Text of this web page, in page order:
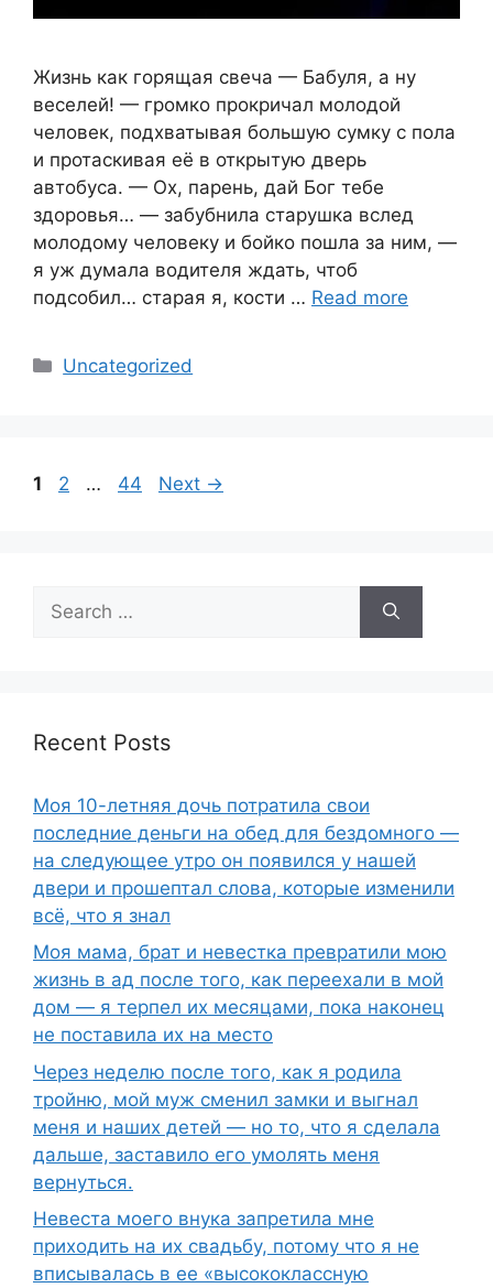
Жизнь как горящая свеча — Бабуля, а ну
веселей! — громко прокричал молодой
человек, подхватывая большую сумку с пола
и протаскивая её в открытую дверь
автобуса. — Ох, парень, дай Бог тебе
здоровья… — забубнила старушка вслед
молодому человеку и бойко пошла за ним, —
я уж думала водителя ждать, чтоб
подсобил… старая я, кости … Read more
Categories
Uncategorized
Page
1 Page
2 … Page
44 Next →
for:
Recent Posts
Моя 10-летняя дочь потратила свои
последние деньги на обед для бездомного —
на следующее утро он появился у нашей
двери и прошептал слова, которые изменили
всё, что я знал
Моя мама, брат и невестка превратили мою
жизнь в ад после того, как переехали в мой
дом — я терпел их месяцами, пока наконец
не поставила их на место
Через неделю после того, как я родила
тройню, мой муж сменил замки и выгнал
меня и наших детей — но то, что я сделала
дальше, заставило его умолять меня
вернуться.
Невеста моего внука запретила мне
приходить на их свадьбу, потому что я не
вписывалась в ее «высококлассную